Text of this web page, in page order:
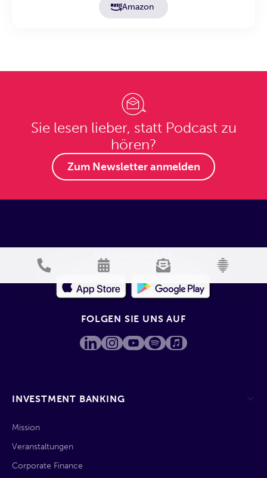
Amazon
Sie lesen lieber, statt Podcast zu
hören?
Zum Newsletter anmelden
INVESTMENT BANKING
Mission
Veranstaltungen
Corporate Finance
DIE QUIRIN APP
FOLGEN SIE UNS AUF